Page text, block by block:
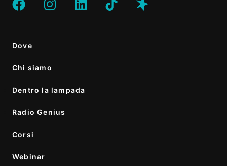
Dove
Chi siamo
Dentro la lampada
Radio Genius
Corsi
Webinar